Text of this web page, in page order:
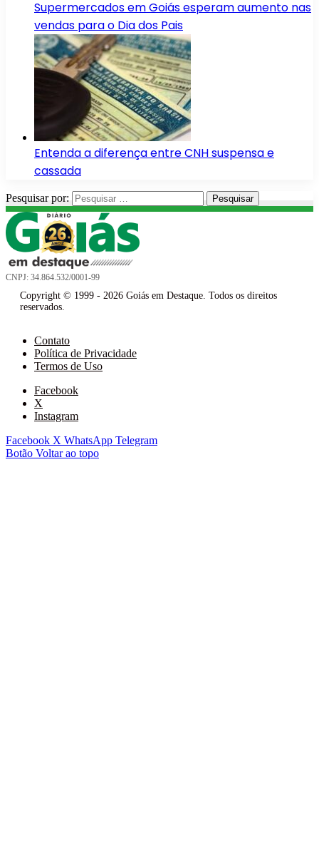
Supermercados em Goiás esperam aumento nas
vendas para o Dia dos Pais
Entenda a diferença entre CNH suspensa e
cassada
Pesquisar por:
CNPJ: 34.864.532/0001-99
Copyright © 1999 - 2026 Goiás em Destaque. Todos os direitos
reservados.
Contato
Política de Privacidade
Termos de Uso
Facebook
X
Instagram
Facebook X WhatsApp Telegram
Botão Voltar ao topo